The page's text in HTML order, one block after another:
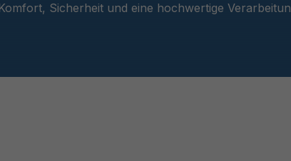
Sicherheit und eine hochwertige